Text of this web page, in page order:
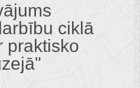
ciklā
praktisko